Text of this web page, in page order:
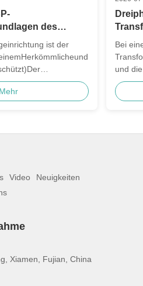
des
ist der
dort, wo die
auf der Stange oder
Bei
und
Video
Neuigkeiten
Xiamen, Fujian, China